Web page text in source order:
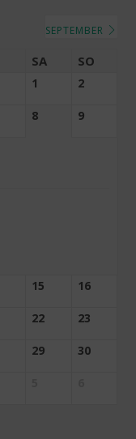
SEPTEMBER
SA SO
1 2
8 9
15 16
22 23
29 30